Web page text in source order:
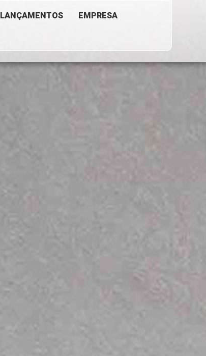
LANÇAMENTOS
EMPRESA